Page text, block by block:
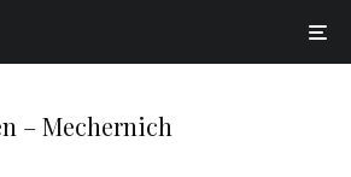
– Mechernich